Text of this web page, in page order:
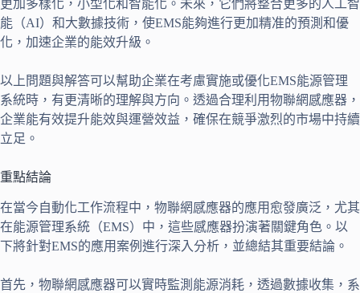
更加多樣化，小型化和智能化。未來，它們將整合更多的人工智
能（AI）和大數據技術，使EMS能夠進行更加精准的預測和優
化，加速企業的能效升級。
以上問題與解答可以幫助企業在考慮實施或優化EMS能源管理
系統時，有更清晰的理解與方向。透過合理利用物聯網感應器，
企業能有效提升能效與運營效益，確保在競爭激烈的市場中持續
立足。
重點結論
在當今自動化工作流程中，物聯網感應器的應用愈發廣泛，尤其
在能源管理系統（EMS）中，這些感應器扮演著關鍵角色。以
下將針對EMS的應用案例進行深入分析，並總結其重要結論。
首先，物聯網感應器可以實時監測能源消耗，透過數據收集，系